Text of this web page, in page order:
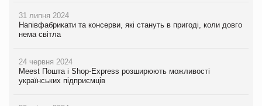
31 липня 2024
Напівфабрикати та консерви, які стануть в пригоді, коли довго
нема світла
24 червня 2024
Meest Пошта і Shop-Express розширюють можливості
українських підприємців